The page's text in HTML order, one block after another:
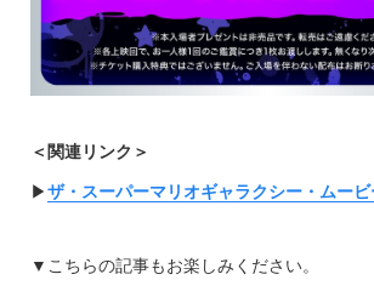
＜関連リンク＞
▶︎ザ・スーパーマリオギャラクシー・ムービ
▼こちらの記事もお楽しみください。